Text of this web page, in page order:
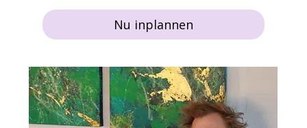
Nu inplannen